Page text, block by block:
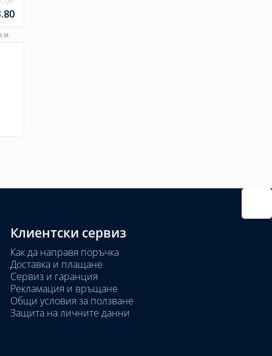
Клиентски сервиз
Как да направя поръчка
Доставка и плащане
Сервиз и гаранция
Рекламация и връщане
Общи условия за ползване
Защита на личните данни